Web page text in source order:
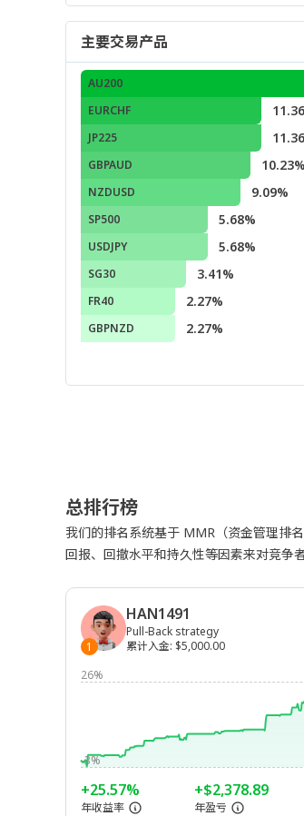
主要交易产品
AU200
EURCHF
JP225
GBPAUD 10.23%
NZDUSD 9.09%
SP500 5.68%
USDJPY 5.68%
SG30 3.41%
FR40 2.27%
GBPNZD 2.27%
总排行榜
我们的排名系统基于 MMR（资金管理排
回报、回撤水平和持久性等因素来对竞争
1
HAN1491
Pull-Back strategy
累计入金: $5,000.00
26%
-3%
+25.57%
年收益率
+$2,378.89
年盈亏